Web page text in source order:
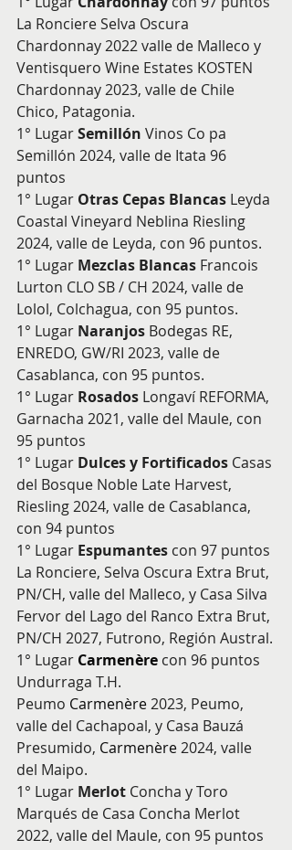
La Ronciere Selva Oscura
Chardonnay 2022 valle de Malleco y
Ventisquero Wine Estates KOSTEN
Chardonnay 2023, valle de Chile
Chico, Patagonia.
1° Lugar Semillón Vinos Co pa
Semillón 2024, valle de Itata 96
puntos
1° Lugar Otras Cepas Blancas Leyda
Coastal Vineyard Neblina Riesling
2024, valle de Leyda, con 96 puntos.
1° Lugar Mezclas Blancas Francois
Lurton CLO SB / CH 2024, valle de
Lolol, Colchagua, con 95 puntos.
1° Lugar Naranjos Bodegas RE,
ENREDO, GW/RI 2023, valle de
Casablanca, con 95 puntos.
1° Lugar Rosados Longaví REFORMA,
Garnacha 2021, valle del Maule, con
95 puntos
1° Lugar Dulces y Fortificados Casas
del Bosque Noble Late Harvest,
Riesling 2024, valle de Casablanca,
con 94 puntos
1° Lugar Espumantes con 97 puntos
La Ronciere, Selva Oscura Extra Brut,
PN/CH, valle del Malleco, y Casa Silva
Fervor del Lago del Ranco Extra Brut,
PN/CH 2027, Futrono, Región Austral.
1° Lugar Carmenère con 96 puntos
Undurraga T.H.
Peumo Carmenère 2023, Peumo,
valle del Cachapoal, y Casa Bauzá
Presumido, Carmenère 2024, valle
del Maipo.
1° Lugar Merlot Concha y Toro
Marqués de Casa Concha Merlot
2022, valle del Maule, con 95 puntos